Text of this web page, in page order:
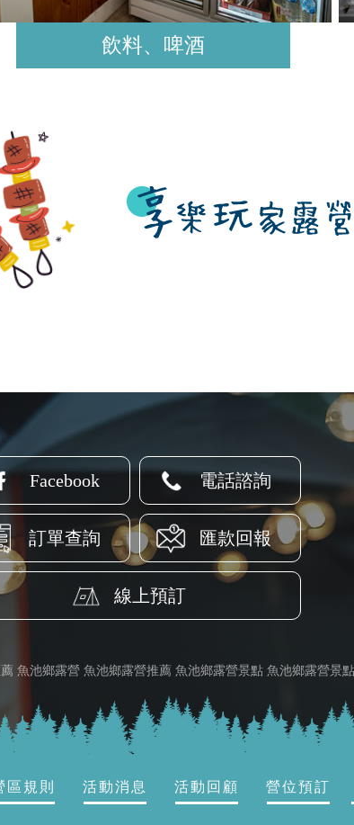
飲料、啤酒
Facebook 電話諮詢
訂單查詢 匯款回報
線上預訂
魚池鄉露營 魚池鄉露營推薦 魚池鄉露營景點 魚池鄉露營景
區規則 活動消息 活動回顧 營位預訂